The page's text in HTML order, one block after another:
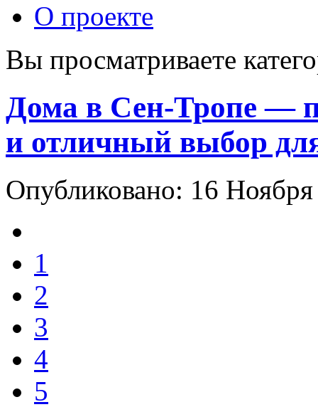
О проекте
Вы просматриваете
Дома в Сен-Тропе —
и отличный выбор
Опубликовано: 16
1
2
3
4
5